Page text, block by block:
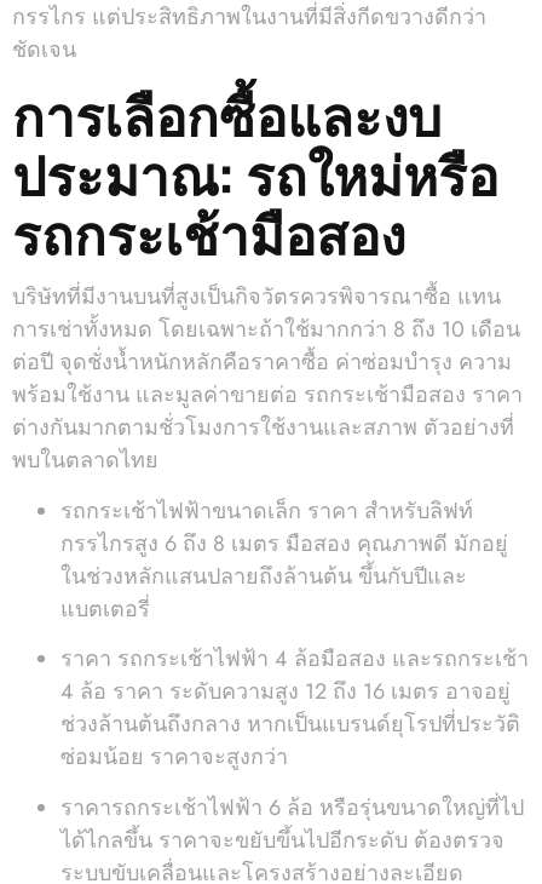
กรรไกร แต่ประสิทธิภาพในงานที่มีสิ่งกีดขวางดีกว่า
ชัดเจน
การเลือกซื้อและงบ
ประมาณ: รถใหม่หรือ
รถกระเช้ามือสอง
บริษัทที่มีงานบนที่สูงเป็นกิจวัตรควรพิจารณาซื้อ แทน
การเช่าทั้งหมด โดยเฉพาะถ้าใช้มากกว่า 8 ถึง 10 เดือน
ต่อปี จุดชั่งน้ำหนักหลักคือราคาซื้อ ค่าซ่อมบำรุง ความ
พร้อมใช้งาน และมูลค่าขายต่อ รถกระเช้ามือสอง ราคา
ต่างกันมากตามชั่วโมงการใช้งานและสภาพ ตัวอย่างที่
พบในตลาดไทย
รถกระเช้าไฟฟ้าขนาดเล็ก ราคา สำหรับลิฟท์
กรรไกรสูง 6 ถึง 8 เมตร มือสอง คุณภาพดี มักอยู่
ในช่วงหลักแสนปลายถึงล้านต้น ขึ้นกับปีและ
แบตเตอรี่
ราคา รถกระเช้าไฟฟ้า 4 ล้อมือสอง และรถกระเช้า
4 ล้อ ราคา ระดับความสูง 12 ถึง 16 เมตร อาจอยู่
ช่วงล้านต้นถึงกลาง หากเป็นแบรนด์ยุโรปที่ประวัติ
ซ่อมน้อย ราคาจะสูงกว่า
ราคารถกระเช้าไฟฟ้า 6 ล้อ หรือรุ่นขนาดใหญ่ที่ไป
ได้ไกลขึ้น ราคาจะขยับขึ้นไปอีกระดับ ต้องตรวจ
ระบบขับเคลื่อนและโครงสร้างอย่างละเอียด